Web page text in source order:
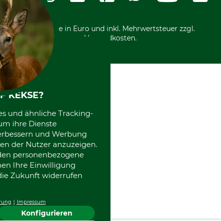
Nachhaltigkeit
Entsorgung und Umwelt
Datenschutz Print
Über uns
Community
International
Kooperationen
Alle Preise in Euro und inkl. Mehrwertsteuer zzgl.
Versandkosten.
KEKSE?
und ähnliche Tracking-
ihre Dienste
und Werbung
der Nutzer anzuzeigen.
personenbezogene
Ihre Einwilligung
Zukunft widerrufen
Impressum
Konfigurieren